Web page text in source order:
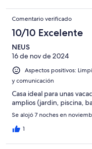
Comentario verificado
10/10 Excelente
NEUS
16 de nov de 2024
Aspectos positivos:
y comunicación
Casa ideal para unas
amplios (jardin, piscina,
Se alojó 7 noches en
1